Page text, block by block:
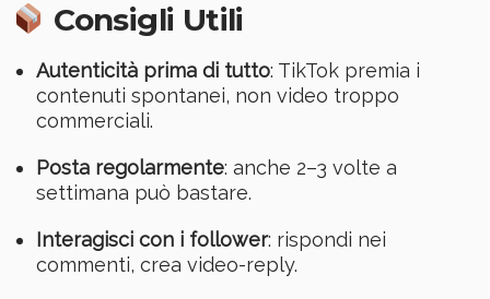
Consigli Utili
Autenticità prima di tutto: TikTok premia i
contenuti spontanei, non video troppo
commerciali.
Posta regolarmente: anche 2–3 volte a
settimana può bastare.
Interagisci con i follower: rispondi nei
commenti, crea video-reply.